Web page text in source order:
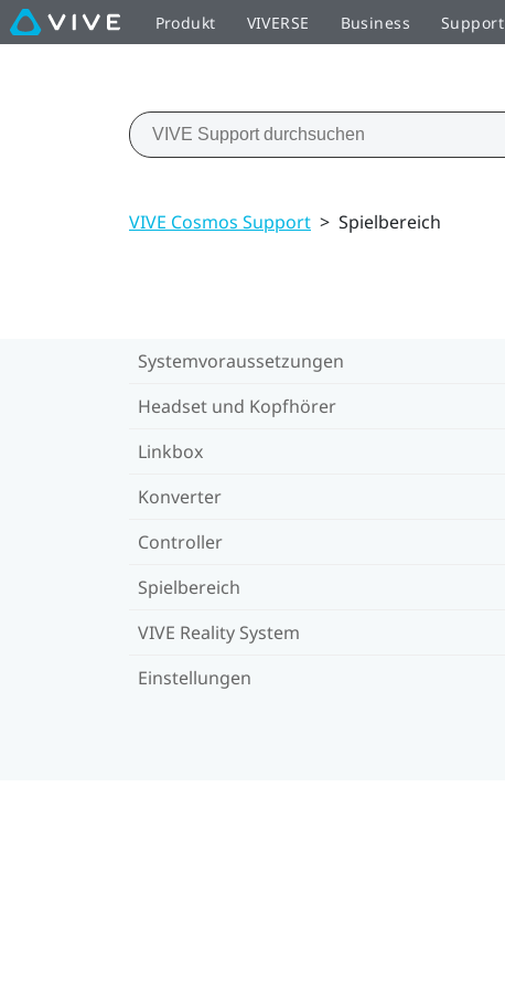
Produkt VIVERSE Business Support
VIVE Cosmos Support > Spielbereich
Systemvoraussetzungen
Headset und Kopfhörer
Linkbox
Konverter
Controller
Spielbereich
VIVE Reality System
Einstellungen